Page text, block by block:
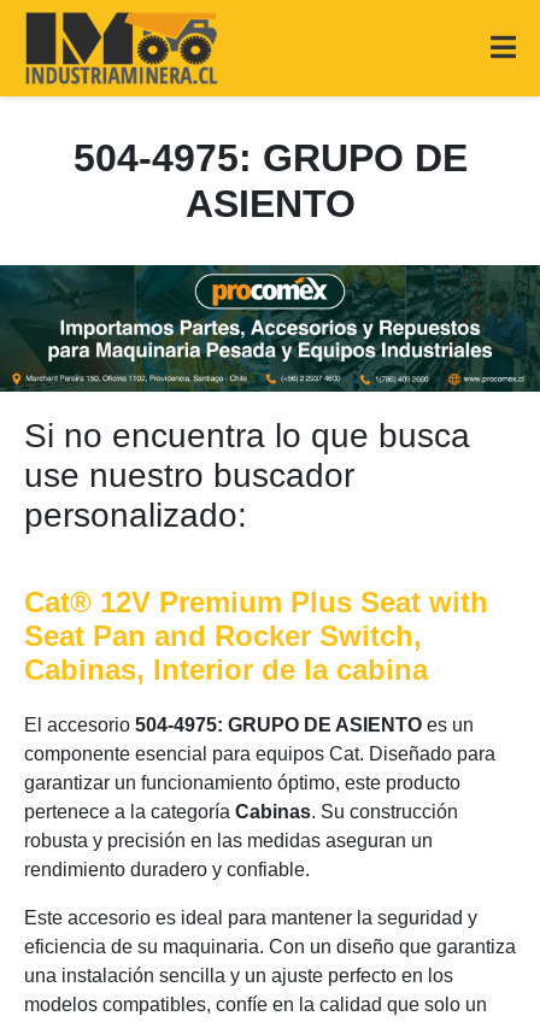
504-4975: GRUPO DE
ASIENTO
Si no encuentra lo que busca
use nuestro buscador
personalizado:
Cat® 12V Premium Plus Seat with
Seat Pan and Rocker Switch,
Cabinas, Interior de la cabina
El accesorio 504-4975: GRUPO DE ASIENTO es un
componente esencial para equipos Cat. Diseñado para
garantizar un funcionamiento óptimo, este producto
pertenece a la categoría Cabinas. Su construcción
robusta y precisión en las medidas aseguran un
rendimiento duradero y confiable.
Este accesorio es ideal para mantener la seguridad y
eficiencia de su maquinaria. Con un diseño que garantiza
una instalación sencilla y un ajuste perfecto en los
modelos compatibles, confíe en la calidad que solo un